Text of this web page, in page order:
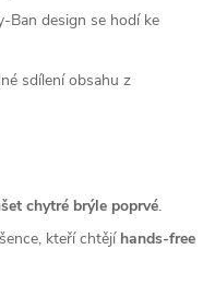
design se hodí ke
sdílení obsahu z
chytré brýle poprvé.
kteří chtějí hands-free